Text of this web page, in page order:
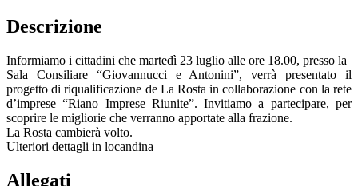
Descrizione
Informiamo i cittadini che martedì 23 luglio alle ore 18.00, presso la
Sala Consiliare “Giovannucci e Antonini”, verrà presentato il
progetto di riqualificazione de La Rosta in collaborazione con la rete
d’imprese “Riano Imprese Riunite”. Invitiamo a partecipare, per
scoprire le migliorie che verranno apportate alla frazione.
La Rosta cambierà volto.
Ulteriori dettagli in locandina ‎
Allegati